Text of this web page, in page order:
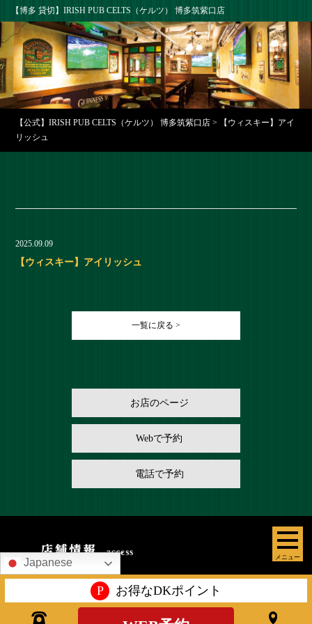
【博多 貸切】IRISH PUB CELTS（ケルツ） 博多筑紫口店
メニュー
【公式】IRISH PUB CELTS（ケルツ） 博多筑紫口店 >
【ウィスキー】アイ
リッシュ
2025.09.09
【ウィスキー】アイリッシュ
一覧に戻る >
お店のページ
Webで予約
電話で予約
Japanese
P お得なDKポイント